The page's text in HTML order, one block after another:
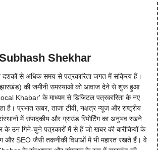
Shekhar
दशकों से अधिक समय से पत्रकारिता जगत में सक्रिय हैं।
की जमीनी समस्याओं को आवाज देने से शुरू हुआ
Khabar' के माध्यम से डिजिटल पत्रकारिता के नए
है। प्रभात खबर, ताजा टीवी, नक्षत्र न्यूज और राष्ट्रीय
में संपादकीय और ग्राउंड रिपोर्टिंग का अनुभव रखने
उन गिने-चुने पत्रकारों में से हैं जो खबर की बारीकियों के
और SEO जैसी तकनीकी विधाओं में भी महारत रखते हैं। वे